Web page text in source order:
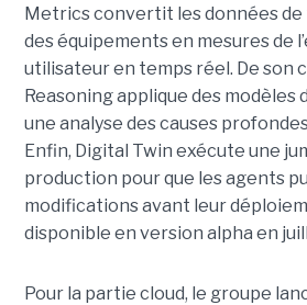
Metrics convertit les données
des équipements en mesures de
utilisateur en temps réel. De son
Reasoning applique des modèles
une analyse des causes
Enfin, Digital Twin exécute une
production pour que les agents
modifications avant leur
disponible en version alpha en
Pour la partie cloud, le groupe